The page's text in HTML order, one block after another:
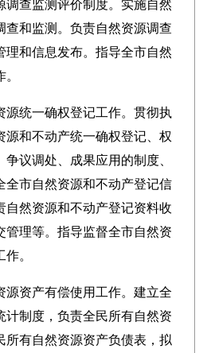
调查监测评价制度。实施自然
查和监测。负责自然资源调查
理和信息发布。指导全市自然
统一确权登记工作。贯彻执
源和不动产统一确权登记、权
议调处、成果应用的制度、
全市自然资源和不动产登记信
自然资源和不动产登记资料收
管理等。指导监督全市自然资
。
资产有偿使用工作。建立全
计制度，负责全民所有自然资
所有自然资源资产负债表，拟